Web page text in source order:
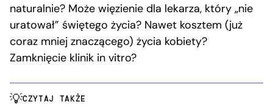
naturalnie? Może więzienie dla lekarza, który „nie
uratował” świętego życia? Nawet kosztem (już
coraz mniej znaczącego) życia kobiety?
Zamknięcie klinik in vitro?
CZYTAJ TAKŻE